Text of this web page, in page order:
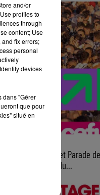
Ce samedi, Street Parade
parade électro du...
and/or
profiles to
through
content; Use
fix errors;
personal
devices
dans "Gérer
que pour
situé en